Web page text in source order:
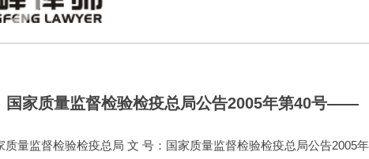
国家质量监督检验检疫总局公告2005年第40号——
质量监督检验检疫总局 文 号：国家质量监督检验检疫总局公告2005